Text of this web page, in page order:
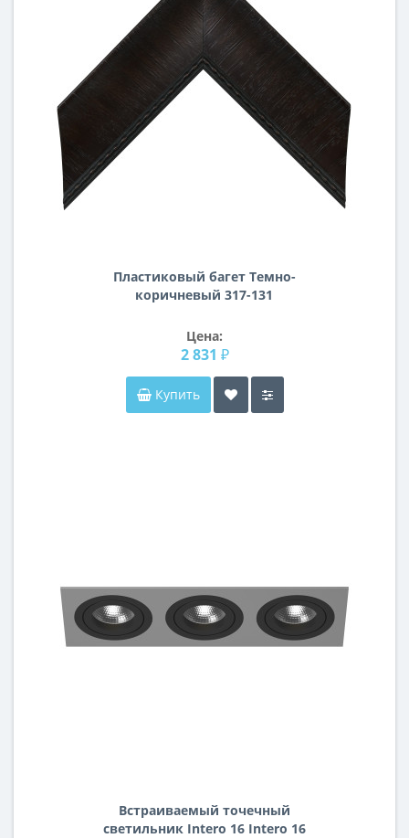
Пластиковый багет Темно-
коричневый 317-131
Цена:
2 831 ₽
Купить
Встраиваемый точечный
светильник Intero 16 Intero 16